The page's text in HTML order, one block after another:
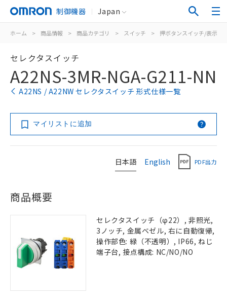
制御機器 Japan
ホーム > 商品情報 > 商品カテゴリ > スイッチ > 押ボタンスイッチ/表示灯
セレクタスイッチ
A22NS-3MR-NGA-G211-NN
A22NS / A22NW セレクタスイッチ 形式仕様一覧
マイリストに追加
日本語 English PDF出力
商品概要
セレクタスイッチ（φ22）, 非照光,
3ノッチ, 金属ベゼル, 右に自動復帰,
操作部色: 緑（不透明）, IP66, ねじ
端子台, 接点構成: NC/NO/NO